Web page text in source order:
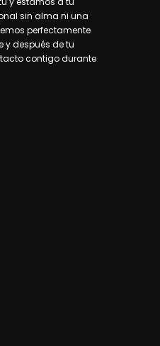
sin alma ni una
perfectamente
y después de tu
contigo durante